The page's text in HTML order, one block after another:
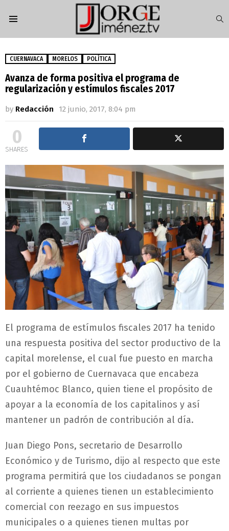
CUERNAVACA MORELOS POLÍTICA
Avanza de forma positiva el programa de
regularización y estímulos fiscales 2017
by Redacción 12 junio, 2017, 8:04 pm
0
SHARES
El programa de estímulos fiscales 2017 ha tenido
una respuesta positiva del sector productivo de la
capital morelense, el cual fue puesto en marcha
por el gobierno de Cuernavaca que encabeza
Cuauhtémoc Blanco, quien tiene el propósito de
apoyar a la economía de los capitalinos y así
mantener un padrón de contribución al día.
Juan Diego Pons, secretario de Desarrollo
Económico y de Turismo, dijo al respecto que este
programa permitirá que los ciudadanos se pongan
al corriente a quienes tienen un establecimiento
comercial con reezago en sus impuestos
municipales o a quienes tienen multas por